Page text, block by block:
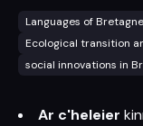
Languages of Bretagne
Ecological transition
social innovations in
Ar c'heleier